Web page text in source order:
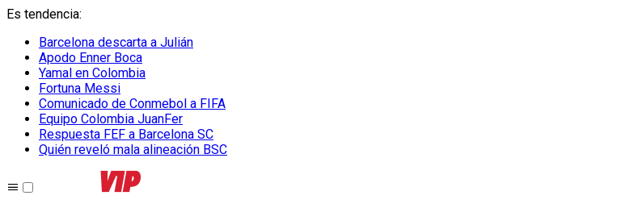
Es tendencia:
Barcelona descarta a Julián
Apodo Enner Boca
Yamal en Colombia
Fortuna Messi
Comunicado de Conmebol a FIFA
Equipo Colombia JuanFer
Respuesta FEF a Barcelona SC
Quién reveló mala alineación BSC